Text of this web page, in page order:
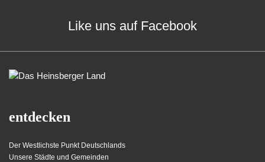
Like uns auf Facebook
entdecken
Der Westlichste Punkt Deutschlands
Unsere Städte und Gemeinden